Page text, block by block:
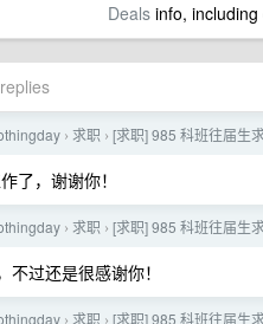
Dealsinfo, including
› 求职 › [求职] 985 科班往届生
了，谢谢你！
› 求职 › [求职] 985 科班往届生
不过还是很感谢你！
› 求职 › [求职] 985 科班往届生